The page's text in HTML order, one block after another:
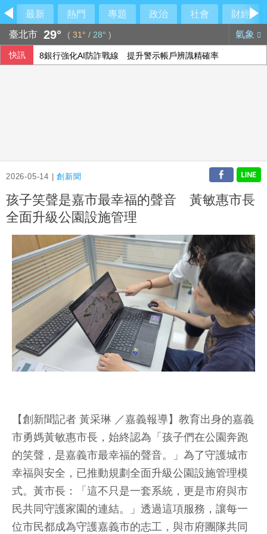
最新 熱門 專題 政治 社會
財經
臺北市 29° ( 31° / 28° ) 氣象
快訊 8銀行強化AI防詐戰線 提升警示帳戶辨識精確率
2026-05-14 |創新聞
孩子笑聲是嘉市最幸福的聲音 黃敏惠市長
全面升級公園設施管理
【創新聞記者 黃采琳 ／嘉義報導】教育出身的嘉義
市勇媽黃敏惠市長，始終認為「孩子們在公園奔跑
的笑聲，是嘉義市最幸福的聲音。」為了守護城市
幸福與安全，已推動規劃全面升級公園設施管理模
式。黃市長：「這不只是一套系統，更是市府與市
民共同守護家園的連結。」透過這項服務，讓每一
位市民都成為守護嘉義市的志工，與市府團隊共同